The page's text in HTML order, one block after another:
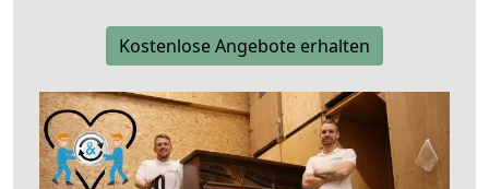
Kostenlose Angebote erhalten